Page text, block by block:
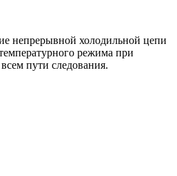
непрерывной холодильной цепи
режима при
пути следования.